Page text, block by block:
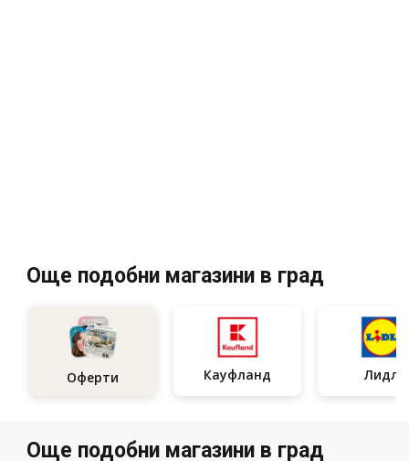
Още подобни магазини в град
Оферти Кауфланд Лидл
Още подобни магазини в град